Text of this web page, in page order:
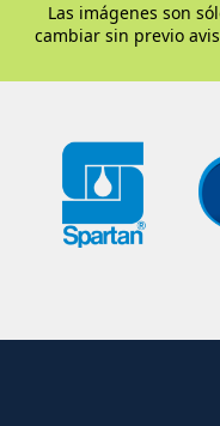
Las imágenes son
cambiar sin previo